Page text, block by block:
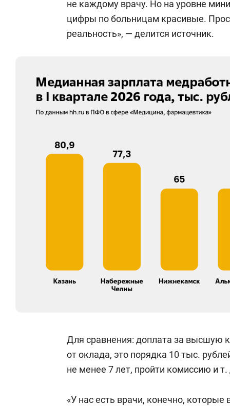
специалиста второй категории или
не каждому врачу. Но на уровне
цифры по больницам красивые.
реальность», — делится источник.
Для сравнения: доплата за высшую
от оклада, это порядка 10 тыс.
не менее 7 лет, пройти комиссию и т.
«У нас есть врачи, конечно, которые